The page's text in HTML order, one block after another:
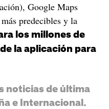
Google Maps
predecibles y la
los millones de
la aplicación para
noticias de última
e Internacional.